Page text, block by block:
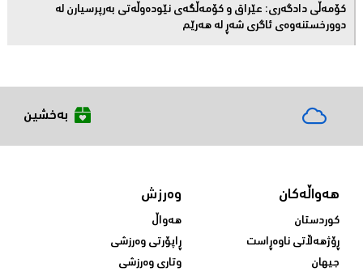
کۆمەڵى دادگەرى: عێراق و كۆمەڵگەی نێودەوڵەتی بەرپرسیارن لە
دوورخستنەوەى ئاگری شەڕ لە هەرێم
بەخشین
هەواڵەکان
کوردستان
ڕۆژهەڵاتی ناوەڕاست
جیهان
وەرزش
هەواڵ
ڕاپۆرتی وەرزشی
وتاری وەرزشی